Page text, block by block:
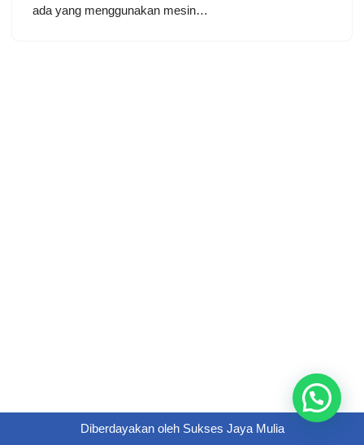
ada yang menggunakan mesin…
Diberdayakan oleh Sukses Jaya Mulia